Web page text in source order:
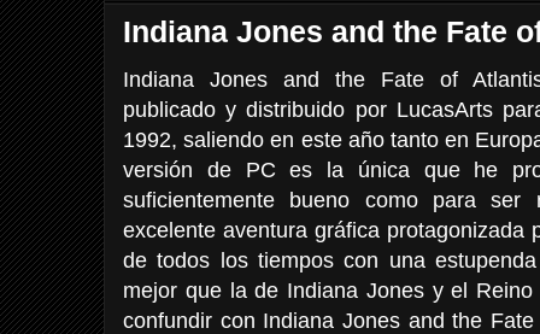
Indiana Jones and the Fate
Indiana Jones and the Fate of
publicado y distribuido por LucasArts
1992, saliendo en este año tanto en
versión de PC es la única que he
suficientemente bueno como para
excelente aventura gráfica protagonizada
de todos los tiempos con una
mejor que la de Indiana Jones y el
confundir con Indiana Jones and the